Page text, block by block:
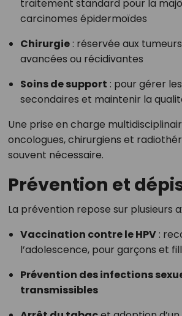
traitement standard pour la
carcinomes épidermoïdes
Chirurgie: réservée aux
avancées ou récidivantes
Soins de support : pour gérer
secondaires et maintenir la
Une prise en charge
oncologues, chirurgiens et
souvent nécessaire.
Prévention et
La prévention repose sur plusieurs
Vaccination contre le HPV:
l’adolescence, pour garçons et
Prévention des infections
transmissibles